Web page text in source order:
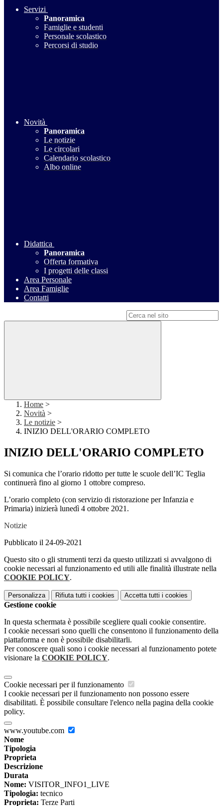
Servizi
Panoramica
Famiglie e studenti
Personale scolastico
Percorsi di studio
Novità
Panoramica
Le notizie
Le circolari
Calendario scolastico
Albo online
Didattica
Panoramica
Offerta formativa
I progetti delle classi
Area Personale
Area Famiglie
Contatti
Home >
Novità >
Le notizie >
INIZIO DELL'ORARIO COMPLETO
INIZIO DELL'ORARIO COMPLETO
Si comunica che l’orario ridotto per tutte le scuole dell’IC Teglia
continuerà fino al giorno 1 ottobre compreso.
L’orario completo (con servizio di ristorazione per Infanzia e
Primaria) inizierà lunedì 4 ottobre 2021.
Notizie
Pubblicato il 24-09-2021
Questo sito o gli strumenti terzi da questo utilizzati si avvalgono di
cookie necessari al funzionamento ed utili alle finalità illustrate nella
COOKIE POLICY.
Personalizza Rifiuta tutti i cookies Accetta tutti i cookies
Gestione cookie
In questa schermata è possibile scegliere quali cookie consentire.
I cookie necessari sono quelli che consentono il funzionamento della
piattaforma e non è possibile disabilitarli.
Per conoscere quali sono i cookie necessari al funzionamento potete
visionare la COOKIE POLICY.
Cookie necessari per il funzionamento
I cookie necessari per il funzionamento non possono essere
disabilitati. È possibile consultare l'elenco nella pagina della cookie
policy.
www.youtube.com
Nome
Tipologia
Proprieta
Descrizione
Durata
Nome: VISITOR_INFO1_LIVE
Tipologia: tecnico
Proprieta: Terze Parti